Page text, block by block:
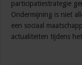
participatiestrategie
Ondermijning is niet
een sociaal
actualiteiten tijdens het